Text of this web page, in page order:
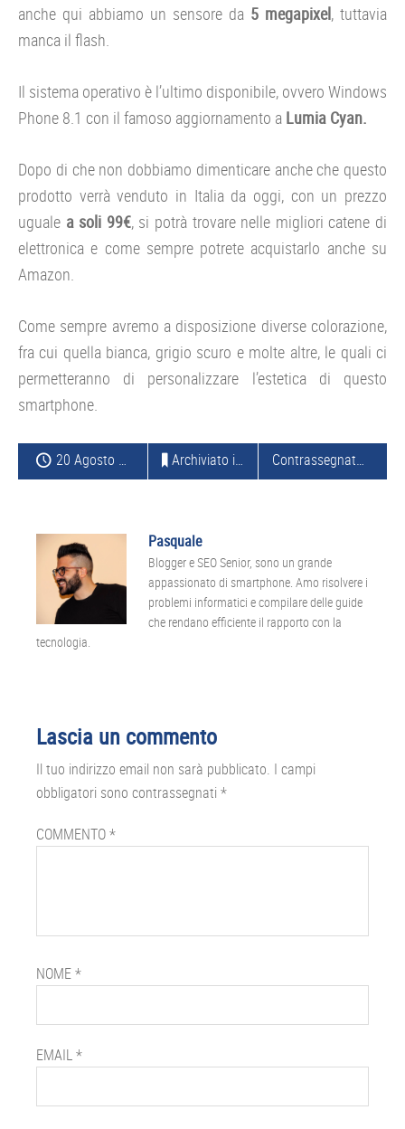
anche qui abbiamo un sensore da 5 megapixel, tuttavia
manca il flash.
Il sistema operativo è l’ultimo disponibile, ovvero Windows
Phone 8.1 con il famoso aggiornamento a Lumia Cyan.
Dopo di che non dobbiamo dimenticare anche che questo
prodotto verrà venduto in Italia da oggi, con un prezzo
uguale a soli 99€, si potrà trovare nelle migliori catene di
elettronica e come sempre potrete acquistarlo anche su
Amazon.
Come sempre avremo a disposizione diverse colorazione,
fra cui quella bianca, grigio scuro e molte altre, le quali ci
permetteranno di personalizzare l’estetica di questo
smartphone.
20 Agosto 2014 Archiviato in: NOKIA Contrassegnato con:
Pasquale
Blogger e SEO Senior, sono un grande
appassionato di smartphone. Amo risolvere i
problemi informatici e compilare delle guide
che rendano efficiente il rapporto con la
tecnologia.
Interazioni
del
lettore
Lascia un commento
Il tuo indirizzo email non sarà pubblicato. I campi
obbligatori sono contrassegnati *
COMMENTO*
NOME*
EMAIL*